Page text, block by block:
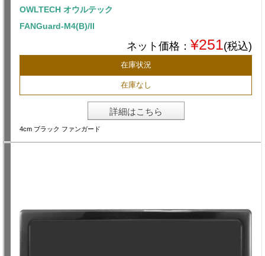
OWLTECH オウルテック
FANGuard-M4(B)/II
ネット価格： ¥251(税込)
在庫状況
在庫なし
詳細はこちら
4cm ブラック ファンガード